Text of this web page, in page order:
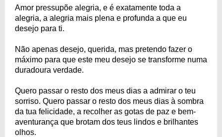
Amor pressupõe alegria, e é exatamente toda a
alegria, a alegria mais plena e profunda a que eu
desejo para ti.
Não apenas desejo, querida, mas pretendo fazer o
máximo para que este meu desejo se transforme numa
duradoura verdade.
Quero passar o resto dos meus dias a admirar o teu
sorriso. Quero passar o resto dos meus dias à sombra
da tua felicidade, a recolher as gotas de paz e bem-
aventurança que brotam dos teus lindos e brilhantes
olhos.